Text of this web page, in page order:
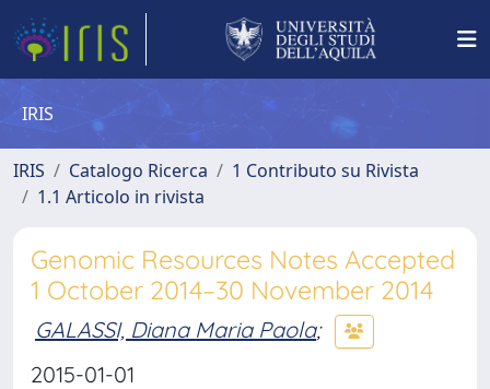
IRIS
IRIS Catalogo Ricerca
1 Contributo su Rivista
1.1 Articolo in rivista
Genomic Resources Notes Accepted
1 October 2014–30 November 2014
GALASSI, Diana Maria Paola;
2015-01-01